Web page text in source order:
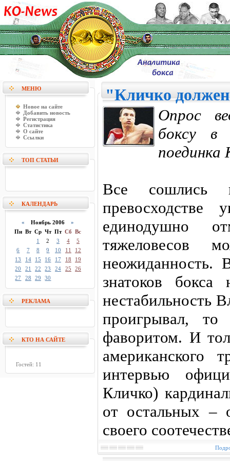
МЕНЮ
Новое на сайте
Добавить новость
Регистрация
Статистика
О сайте
Ссылки
ТОП СТАТЬИ
КАЛЕНДАРЬ
« Ноябрь 2006 »
Пн Вт Ср Чт Пт Сб Вс
1
2 3 4
5
6
7 8 9 10 11
12
13
14 15 16 17 18
19
20
21 22 23 24 25
26
27
28 29 30
РЕКЛАМА
КТО НА САЙТЕ
Гостей: 11
"Кличко
Опрос
боксу в
поединка
Все
единодушно
тяжеловесов
неожиданность.
знатоков бокса
нестабильность
проигрывал,
фаворитом. И
американского
интервью
Кличко)
от остальных –
своего